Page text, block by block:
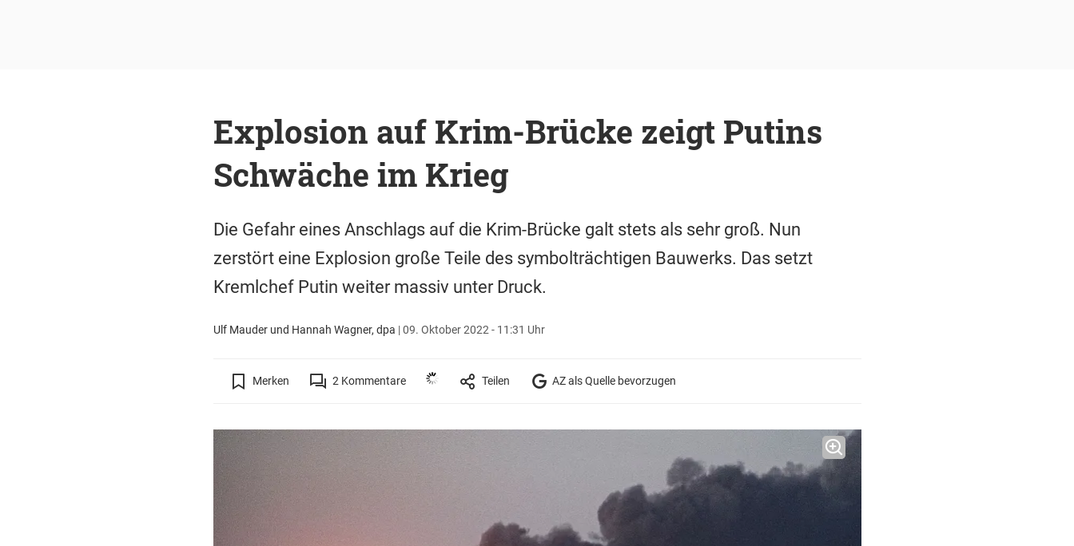
Explosion auf Krim-Brücke zeigt Putins
Schwäche im Krieg
Die Gefahr eines Anschlags auf die Krim-Brücke galt stets als sehr groß. Nun
zerstört eine Explosion große Teile des symbolträchtigen Bauwerks. Das setzt
Kremlchef Putin weiter massiv unter Druck.
Ulf Mauder und Hannah Wagner, dpa |09. Oktober 2022 - 11:31 Uhr
Merken 2 Kommentare Teilen AZ als Quelle bevorzugen